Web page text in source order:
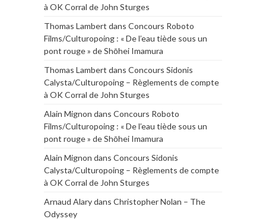
à OK Corral de John Sturges
Thomas Lambert dans Concours Roboto
Films/Culturopoing : « De l’eau tiède sous un
pont rouge » de Shōhei Imamura
Thomas Lambert dans Concours Sidonis
Calysta/Culturopoing – Règlements de compte
à OK Corral de John Sturges
Alain Mignon dans Concours Roboto
Films/Culturopoing : « De l’eau tiède sous un
pont rouge » de Shōhei Imamura
Alain Mignon dans Concours Sidonis
Calysta/Culturopoing – Règlements de compte
à OK Corral de John Sturges
Arnaud Alarydans Christopher Nolan – The
Odyssey